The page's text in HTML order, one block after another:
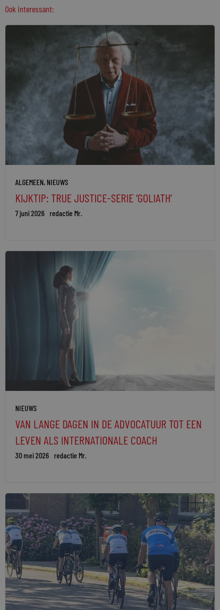
Ook interessant:
ALGEMEEN, NIEUWS
KIJKTIP: TRUE JUSTICE-SERIE ‘GOLIATH’
7 juni 2026 redactie Mr.
NIEUWS
VAN LANGE DAGEN IN DE ADVOCATUUR TOT EEN
LEVEN ALS INTERNATIONALE COACH
30 mei 2026 redactie Mr.